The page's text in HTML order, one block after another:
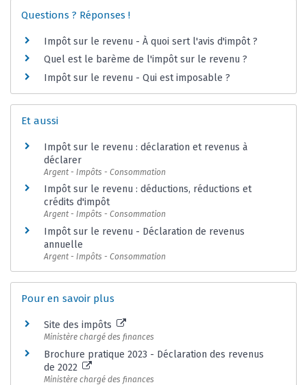
Questions ? Réponses !
Impôt sur le revenu - À quoi sert l'avis d'impôt ?
Quel est le barème de l'impôt sur le revenu ?
Impôt sur le revenu - Qui est imposable ?
Et aussi
Impôt sur le revenu : déclaration et revenus à
déclarer
Argent - Impôts - Consommation
Impôt sur le revenu : déductions, réductions et
crédits d'impôt
Argent - Impôts - Consommation
Impôt sur le revenu - Déclaration de revenus
annuelle
Argent - Impôts - Consommation
Pour en savoir plus
Site des impôts
Ministère chargé des finances
Brochure pratique 2023 - Déclaration des revenus
de 2022
Ministère chargé des finances